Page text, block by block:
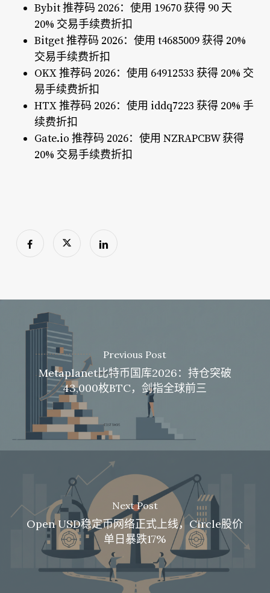
Bybit 推荐码 2026：使用 19670 获得 90 天
20% 交易手续费折扣
Bitget 推荐码 2026：使用 t4685009 获得 20%
交易手续费折扣
OKX 推荐码 2026：使用 64912533 获得 20% 交
易手续费折扣
HTX 推荐码 2026：使用 iddq7223 获得 20% 手
续费折扣
Gate.io 推荐码 2026：使用 NZRAPCBW 获得
20% 交易手续费折扣
Previous Post
Metaplanet比特币国库2026：持仓突破
43,000枚BTC，剑指全球前三
Next Post
Open USD稳定币网络正式上线，Circle股价
单日暴跌17%